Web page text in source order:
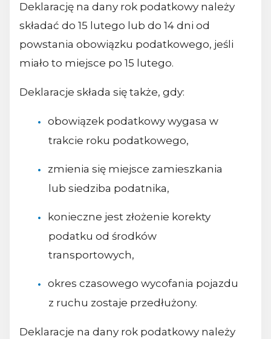
Deklarację na dany rok podatkowy należy
składać do 15 lutego lub do 14 dni od
powstania obowiązku podatkowego, jeśli
miało to miejsce po 15 lutego.
Deklaracje składa się także, gdy:
obowiązek podatkowy wygasa w
trakcie roku podatkowego,
zmienia się miejsce zamieszkania
lub siedziba podatnika,
konieczne jest złożenie korekty
podatku od środków
transportowych,
okres czasowego wycofania pojazdu
z ruchu zostaje przedłużony.
Deklaracje na dany rok podatkowy należy